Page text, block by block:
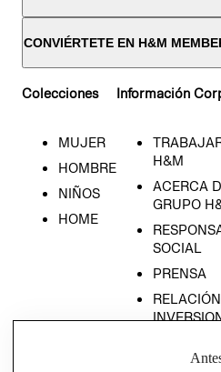
CONVIÉRTETE EN H&M
Colecciones
MUJER
HOMBRE
NIÑOS
HOME
Información
H&M
ACERCA
GRUPO
SOCIAL
PRENSA